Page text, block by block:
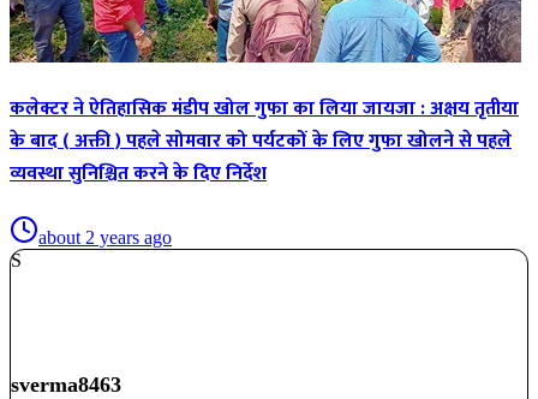
कलेक्टर ने ऐतिहासिक मंडीप खोल गुफा का लिया जायजा : अक्षय तृतीया
के बाद ( अक्ती ) पहले सोमवार को पर्यटकों के लिए गुफा खोलने से पहले
व्यवस्था सुनिश्चित करने के दिए निर्देश
about 2 years ago
S
sverma8463